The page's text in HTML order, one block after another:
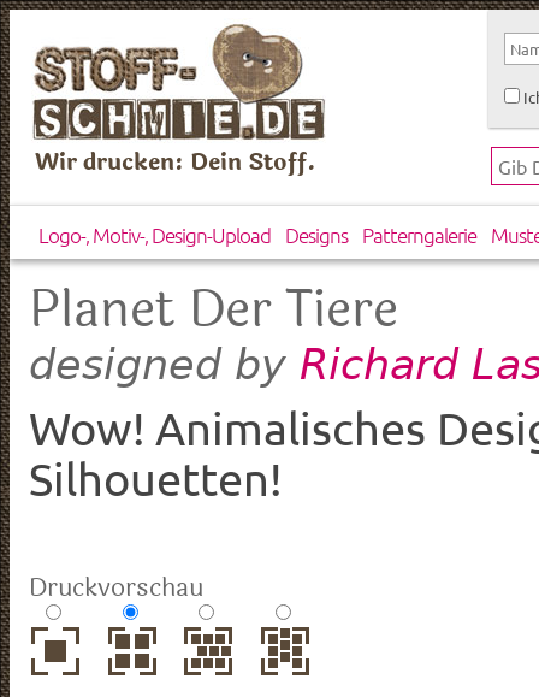
Wir drucken: Dein Stoff.
Logo-, Motiv-, Design-Upload Designs Patterngalerie
Planet Der Tiere
designed by Richard
Wow! Animalisches
Silhouetten!
Druckvorschau